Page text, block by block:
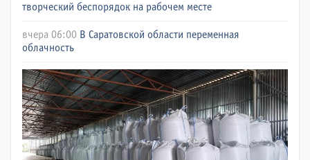
творческий беспорядок на рабочем месте
вчера 06:00 В Саратовской области переменная
облачность